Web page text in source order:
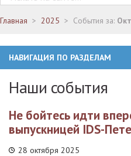
Главная 2025 События за:
НАВИГАЦИЯ ПО РАЗДЕЛАМ
Наши события
Не бойтесь идти
выпускницей IDS-
28 октября 2025